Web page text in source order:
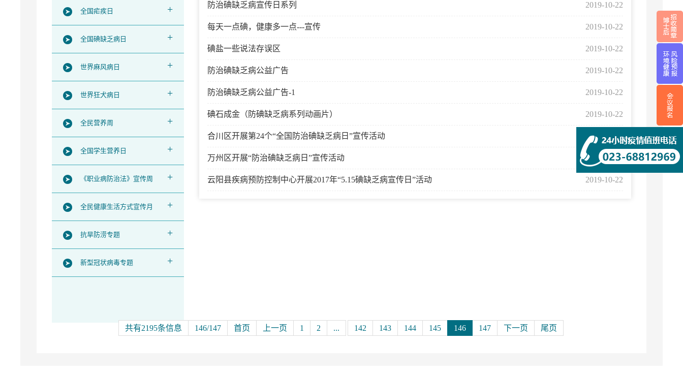
全国疟疾日 +
全国碘缺乏病日 +
世界麻风病日 +
世界狂犬病日 +
全民营养周 +
全国学生营养日 +
《职业病防治法》宣传周 +
全民健康生活方式宣传月 +
抗旱防涝专题 +
新型冠状病毒专题 +
防治碘缺乏病宣传日系列 2019-10-22
每天一点碘，健康多一点---宣传 2019-10-22
碘盐一些说法存误区 2019-10-22
防治碘缺乏病公益广告 2019-10-22
防治碘缺乏病公益广告-1 2019-10-22
碘石成金（防碘缺乏病系列动画片） 2019-10-22
合川区开展第24个“全国防治碘缺乏病日”宣传活动 2019-10-22
万州区开展“防治碘缺乏病日”宣传活动 2019-10-22
云阳县疾病预防控制中心开展2017年“5.15碘缺乏病宣传日”活动 2019-10-22
共有2195条信息 146/147 首页 上一页 1 2 ... 142 143 144 145 146 147 下一页 尾页